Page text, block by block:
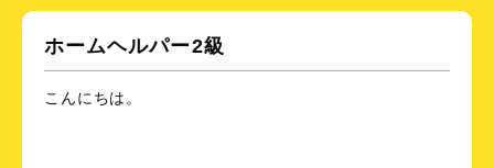
ホームヘルパー2級
こんにちは。